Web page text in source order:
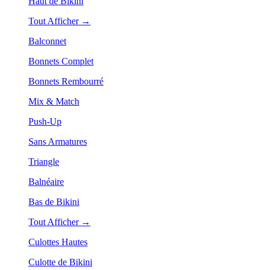
Tout Afficher →
Balconnet
Bonnets Complet
Bonnets Rembourré
Mix & Match
Push-Up
Sans Armatures
Triangle
Balnéaire
Bas de Bikini
Tout Afficher →
Culottes Hautes
Culotte de Bikini